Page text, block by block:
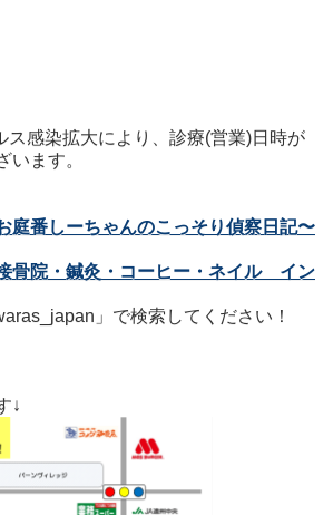
感染拡大により、診療(営業)日時が
います。
庭番しーちゃんのこっそり偵察日記〜
骨院・鍼灸・コーヒー・ネイル イン
」で検索してください！
↓